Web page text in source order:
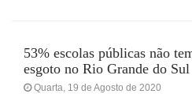
53% escolas públicas não
esgoto no Rio Grande do Sul
Quarta, 19 de Agosto de 2020